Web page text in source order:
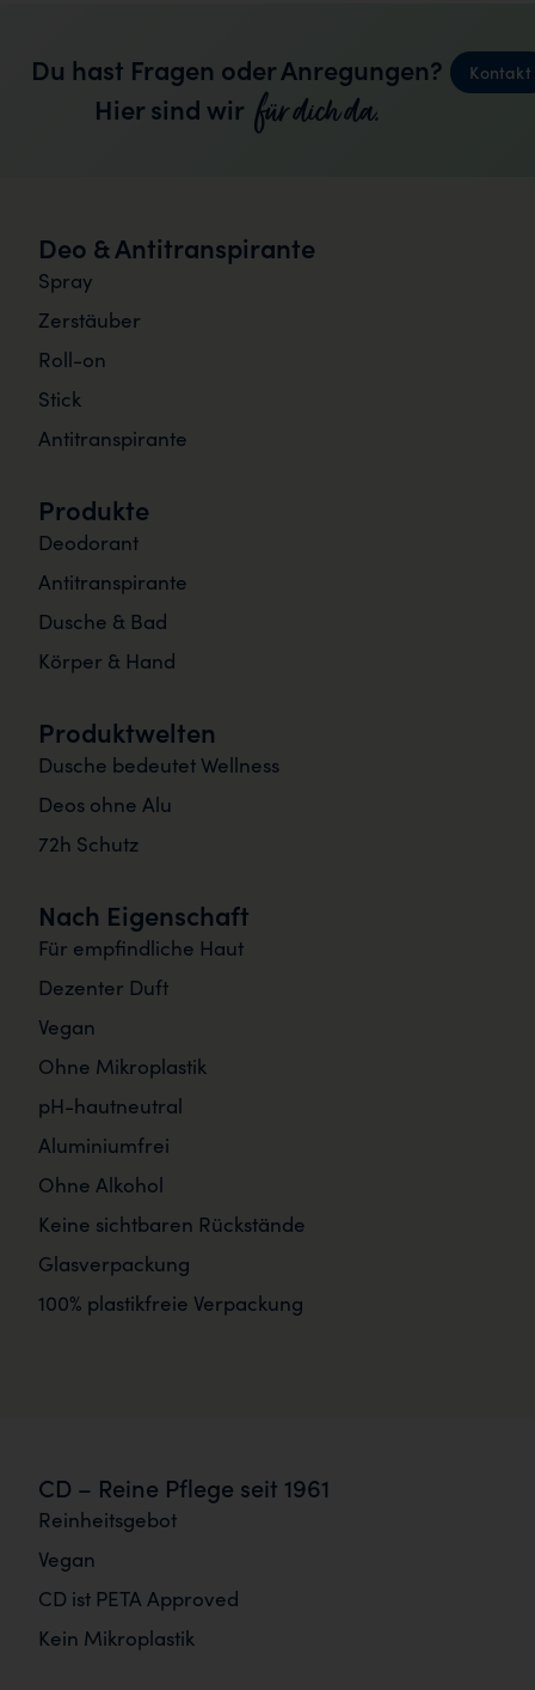
Du hast Fragen oder Anregungen?
Hier sind wir für dich da.
Kontakt
Deo & Antitranspirante
Spray
Zerstäuber
Roll-on
Stick
Antitranspirante
Produkte
Deodorant
Antitranspirante
Dusche & Bad
Körper & Hand
Produktwelten
Dusche bedeutet Wellness
Deos ohne Alu
72h Schutz
Nach Eigenschaft
Für empfindliche Haut
Dezenter Duft
Vegan
Ohne Mikroplastik
pH-hautneutral
Aluminiumfrei
Ohne Alkohol
Keine sichtbaren Rückstände
Glasverpackung
100% plastikfreie Verpackung
CD – Reine Pflege seit 1961
Reinheitsgebot
Vegan
CD ist PETA Approved
Kein Mikroplastik